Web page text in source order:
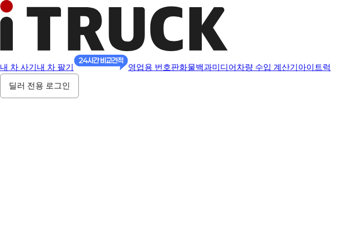
내 차 사기 내 차 팔기 영업용 번호판화물백과미디어 차량 수입 계산기 아이트럭
딜러 전용 로그인